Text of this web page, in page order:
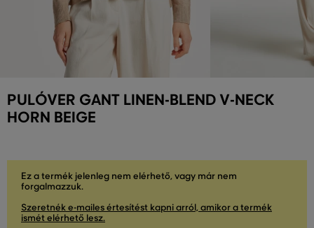
PULÓVER GANT LINEN-BLEND V-NECK
HORN BEIGE
Ez a termék jelenleg nem elérhető, vagy már nem
forgalmazzuk.
Szeretnék e-mailes értesítést kapni arról, amikor a termék
ismét elérhető lesz.